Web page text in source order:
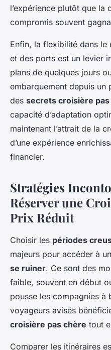
l’expérience plutôt que la
compromis souvent
Enfin, la flexibilité dans
et des ports est un levier
plans de quelques jours
embarquement depuis
des secrets croisière
capacité d’adaptation
maintenant l’attrait de la
d’une expérience
financier.
Stratégies
Réserver une
Prix Réduit
Choisir les périodes
majeurs pour accéder à
se ruiner. Ce sont des
faible, souvent en début
pousse les compagnies à
voyageurs avisés
croisière pas chère tout
Comparer les itinéraires